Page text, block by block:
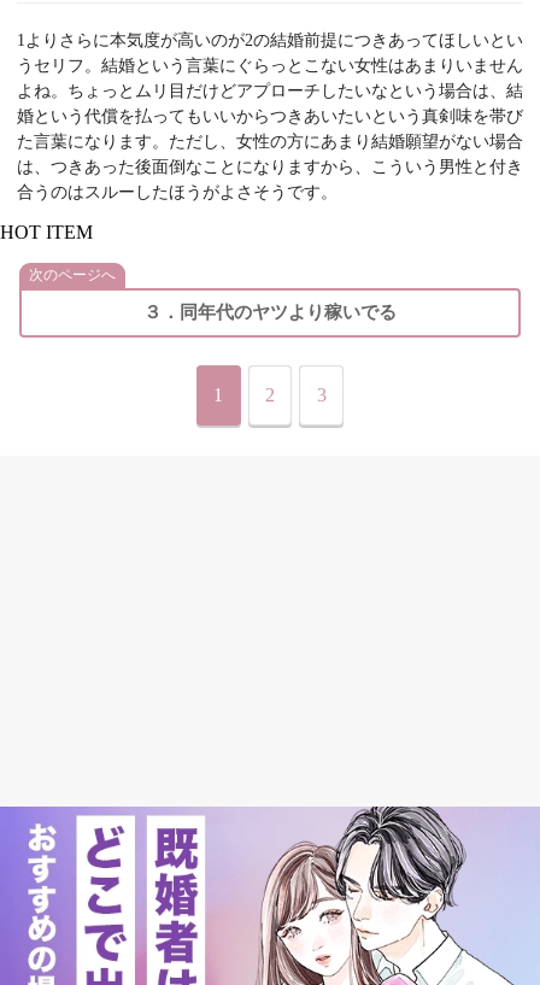
1よりさらに本気度が高いのが2の結婚前提につきあってほしいとい
うセリフ。結婚という言葉にぐらっとこない女性はあまりいません
よね。ちょっとムリ目だけどアプローチしたいなという場合は、結
婚という代償を払ってもいいからつきあいたいという真剣味を帯び
た言葉になります。ただし、女性の方にあまり結婚願望がない場合
は、つきあった後面倒なことになりますから、こういう男性と付き
合うのはスルーしたほうがよさそうです。
HOT ITEM
次のページへ
３．同年代のヤツより稼いでる
1 2 3